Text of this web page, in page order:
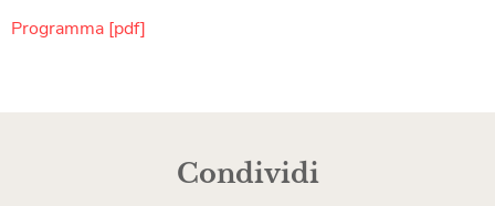
Programma [pdf]
Condividi